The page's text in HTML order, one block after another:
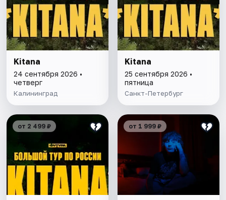
Kitana
24 сентября 2026 •
четверг
Калининград
Kitana
25 сентября 2026 •
пятница
Санкт-Петербург
от 2 499 ₽ от 1 999 ₽